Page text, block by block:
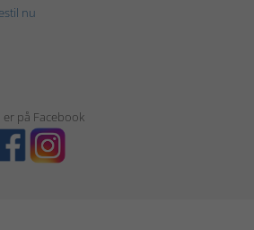
nu
er på Facebook